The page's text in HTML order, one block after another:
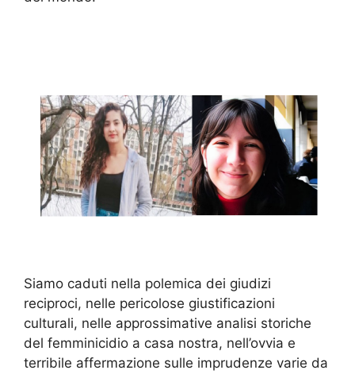
Siamo caduti nella polemica dei giudizi
reciproci, nelle pericolose giustificazioni
culturali, nelle approssimative analisi storiche
del femminicidio a casa nostra, nell’ovvia e
terribile affermazione sulle imprudenze varie da